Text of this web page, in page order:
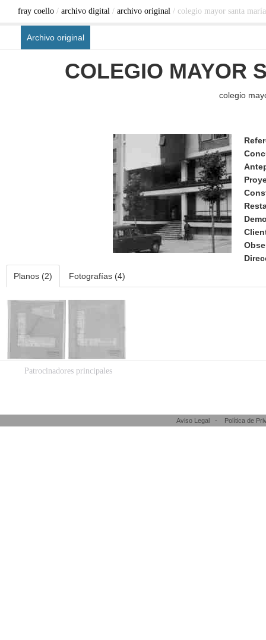
fray coello / archivo digital / archivo original / colegio mayor santa
Archivo original
COLEGIO MAYOR
colegio
Planos (2)
Fotografías (4)
Patrocinadores principales
Aviso Legal - Política de